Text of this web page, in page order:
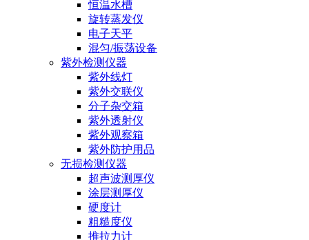
恒温水槽
旋转蒸发仪
电子天平
混匀/振荡设备
紫外检测仪器
紫外线灯
紫外交联仪
分子杂交箱
紫外透射仪
紫外观察箱
紫外防护用品
无损检测仪器
超声波测厚仪
涂层测厚仪
硬度计
粗糙度仪
推拉力计